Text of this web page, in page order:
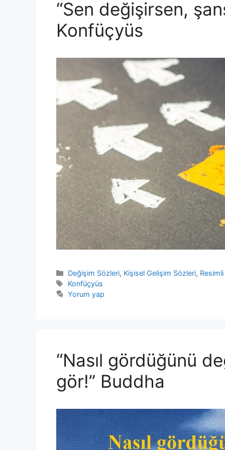
“Sen değişirsen,
Konfüçyüs
Kategoriler
Değişim Sözleri, Kişisel Gelişim Sözleri,
Etiketler
Konfüçyüs
Yorum yap
“Nasıl gördüğünü
gör!” Buddha